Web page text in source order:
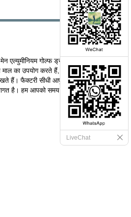
एल्युमीनियम गोल्फ ड्राइवर के
माल का उपयोग करते हैं, उत्कृष्ट शिल्प
हैं। फैक्टरी सीधी आपूर्ति, बिचौलियों
है। हम आपको समय पर पेशेवर
LiveChat